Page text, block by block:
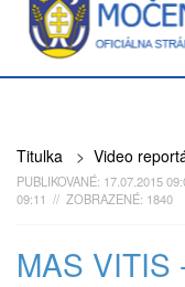
Titulka > Video
PUBLIKOVANÉ: 17.07.2015
09:11 // ZOBRAZENÉ: 1840
MAS VITIS